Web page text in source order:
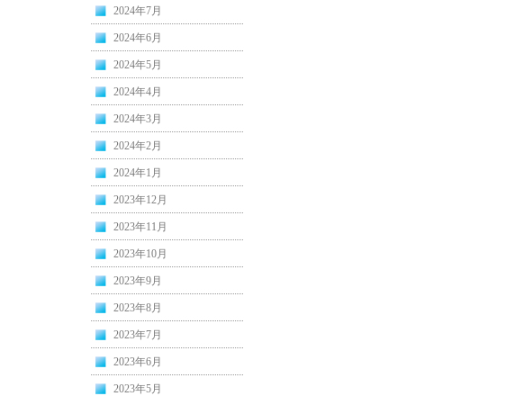
2024年7月
2024年6月
2024年5月
2024年4月
2024年3月
2024年2月
2024年1月
2023年12月
2023年11月
2023年10月
2023年9月
2023年8月
2023年7月
2023年6月
2023年5月